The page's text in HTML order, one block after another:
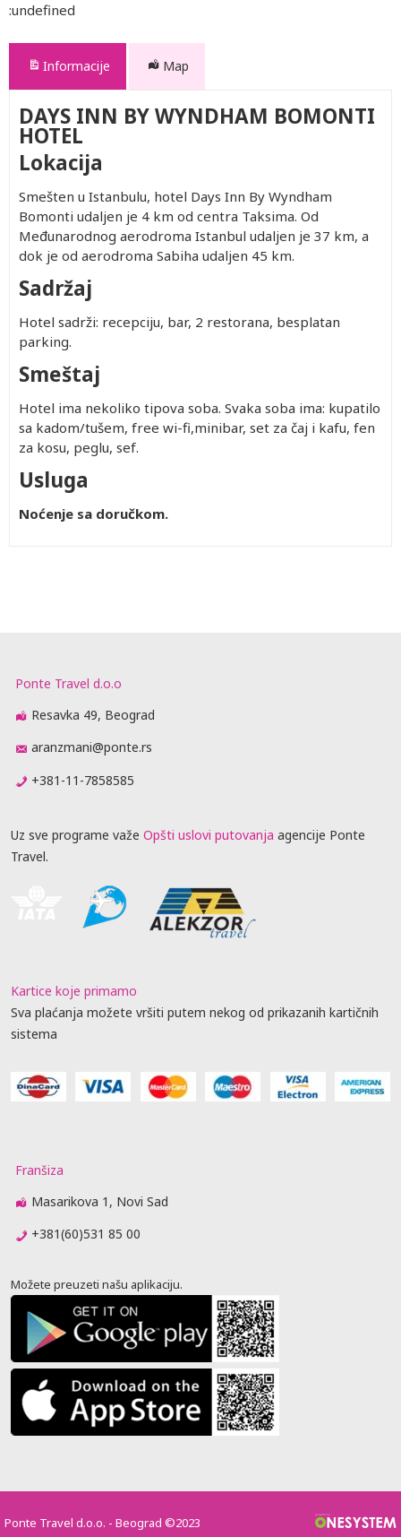
:undefined
Informacije Map
DAYS INN BY WYNDHAM BOMONTI
HOTEL
Lokacija
Smešten u Istanbulu, hotel Days Inn By Wyndham
Bomonti udaljen je 4 km od centra Taksima. Od
Međunarodnog aerodroma Istanbul udaljen je 37 km, a
dok je od aerodroma Sabiha udaljen 45 km.
Sadržaj
Hotel sadrži: recepciju, bar, 2 restorana, besplatan
parking.
Smeštaj
Hotel ima nekoliko tipova soba. Svaka soba ima: kupatilo
sa kadom/tušem, free wi-fi,minibar, set za čaj i kafu, fen
za kosu, peglu, sef.
Usluga
Noćenje sa doručkom.
Ponte Travel d.o.o
Resavka 49, Beograd
aranzmani@ponte.rs
+381-11-7858585
Uz sve programe važe Opšti uslovi putovanja agencije Ponte
Travel.
Kartice koje primamo
Sva plaćanja možete vršiti putem nekog od prikazanih kartičnih
sistema
Franšiza
Masarikova 1, Novi Sad
+381(60)531 85 00
Možete preuzeti našu aplikaciju.
Ponte Travel d.o.o. - Beograd ©2023